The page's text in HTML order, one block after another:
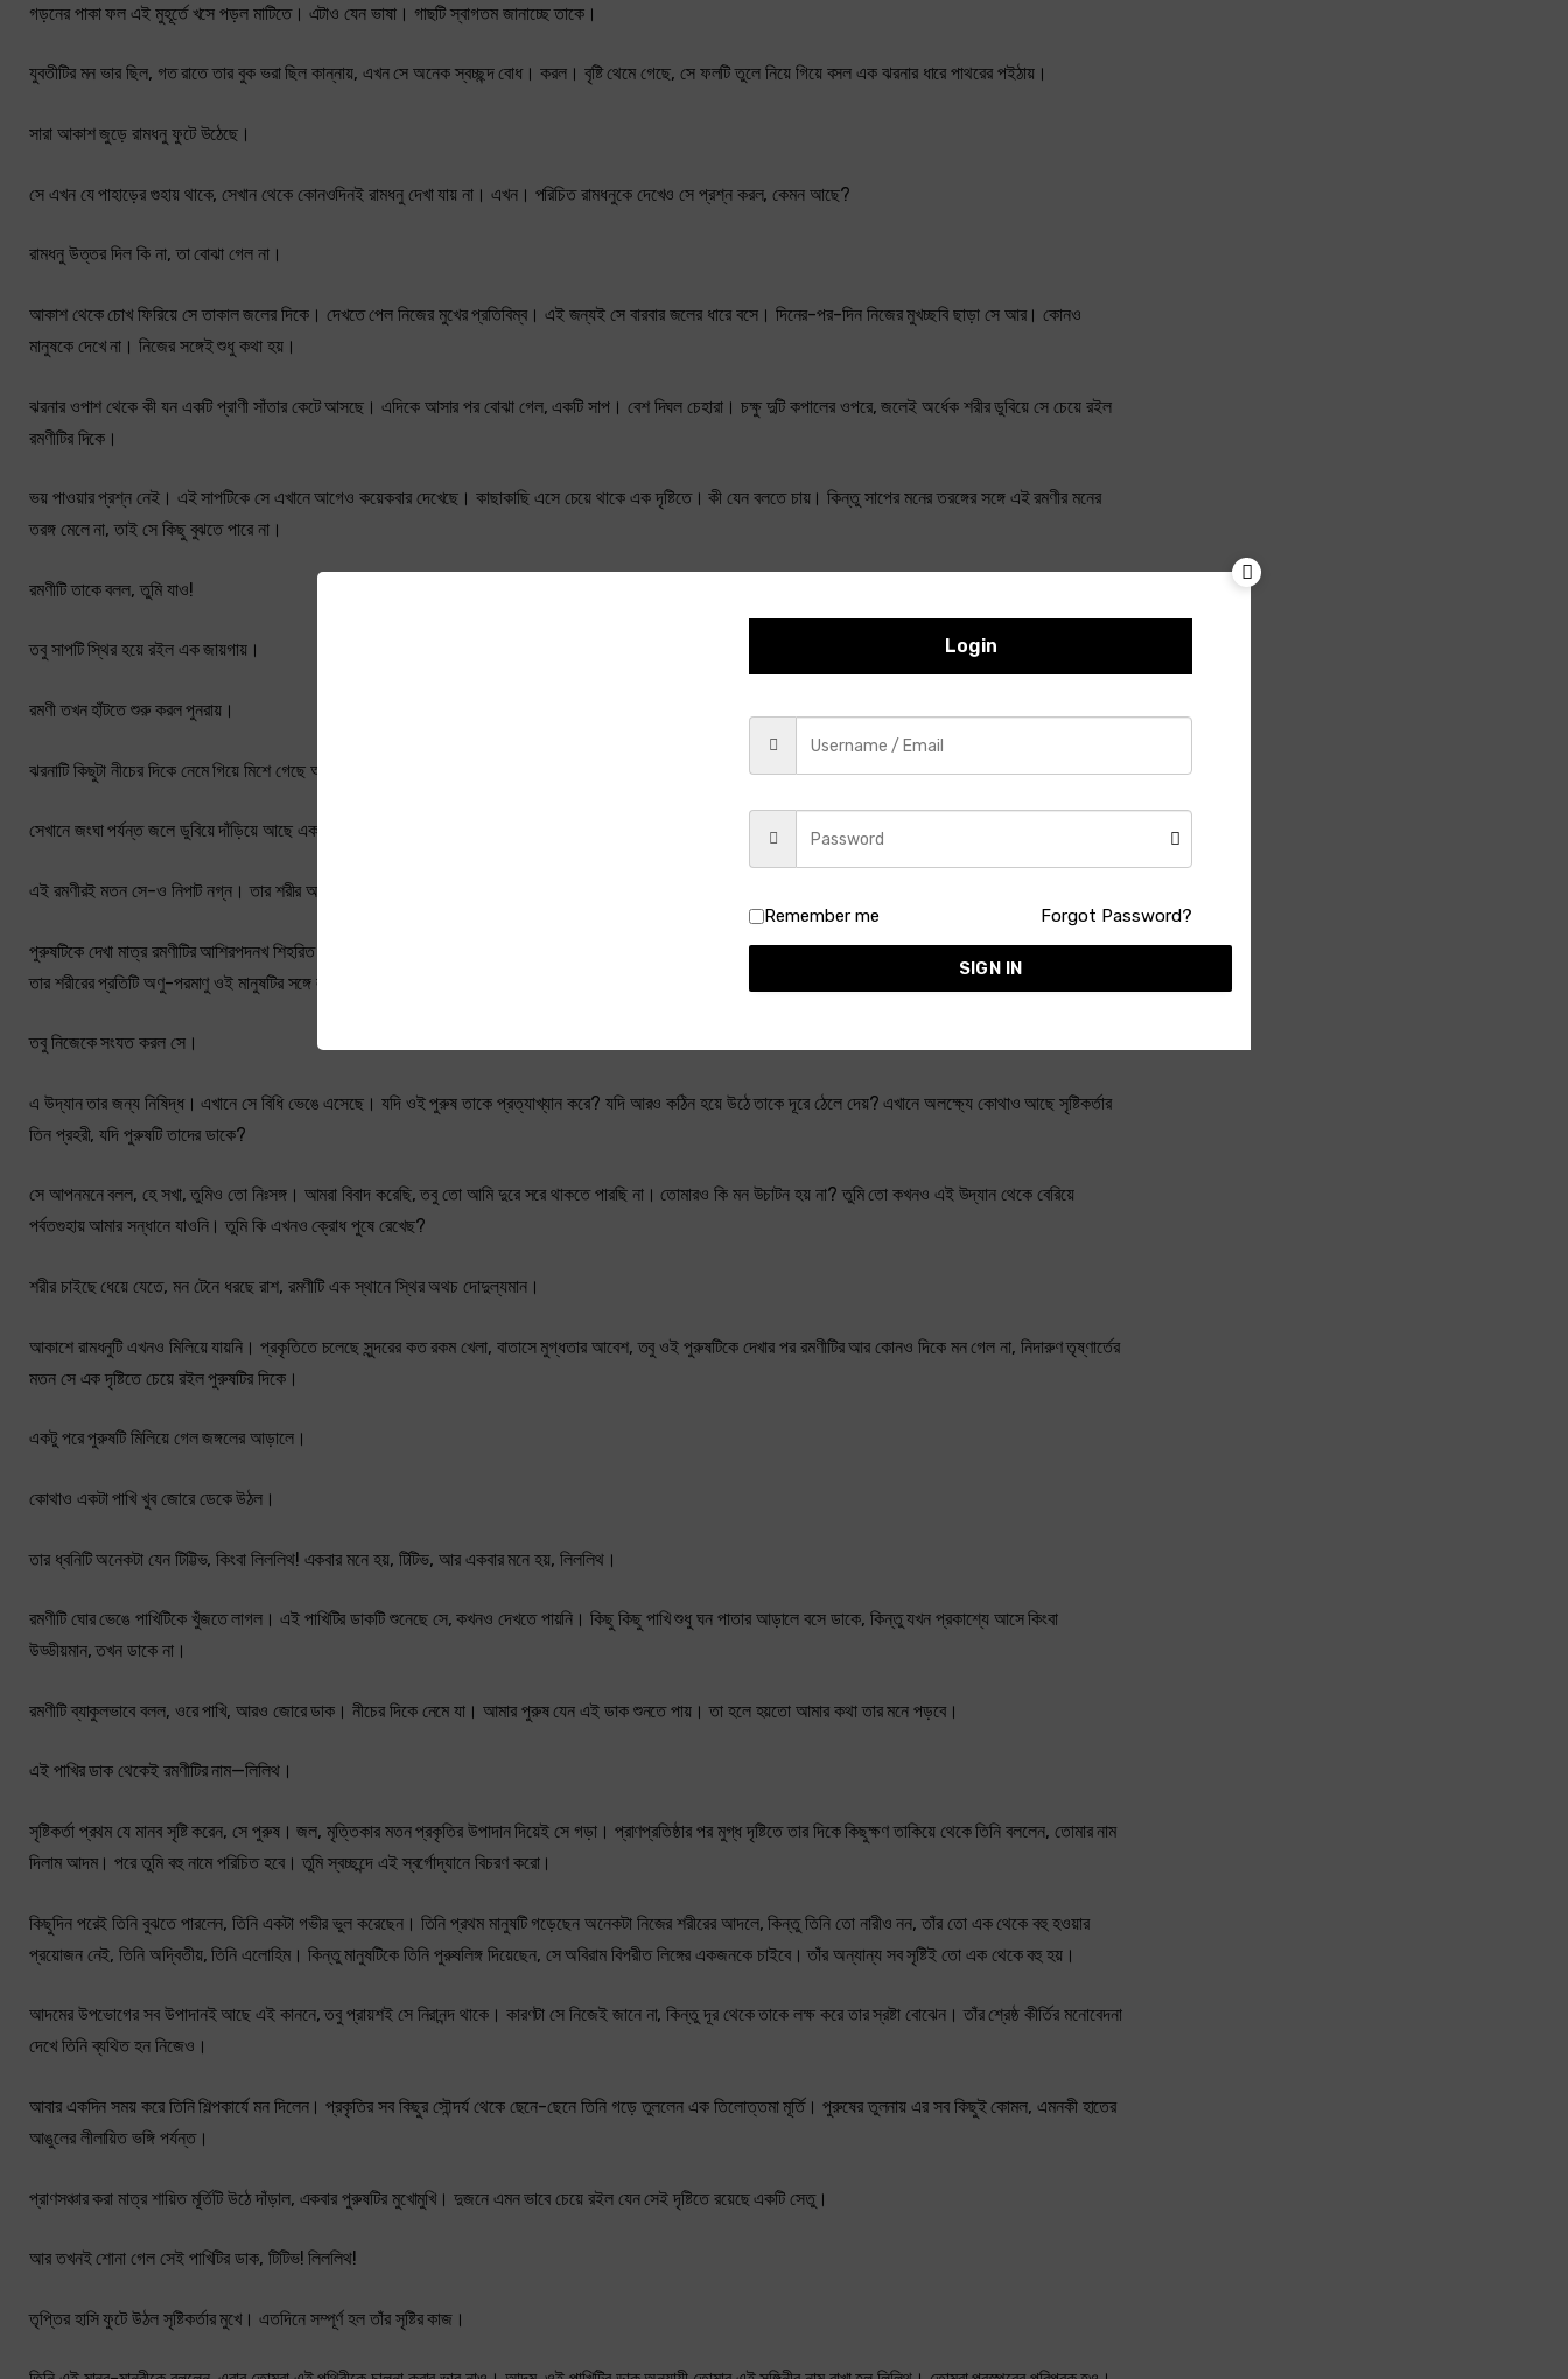
গড়নের পাকা ফল এই মুহূর্তে খসে পড়ল মাটিতে। এটাও যেন ভাষা। গাছটি স্বাগতম জানাচ্ছে তাকে।
যুবতীটির মন ভার ছিল, গত রাতে তার বুক ভরা ছিল কান্নায়, এখন সে অনেক স্বচ্ছন্দ বোধ। করল। বৃষ্টি থেমে গেছে, সে ফলটি তুলে নিয়ে গিয়ে বসল এক ঝরনার ধারে পাথরের পইঠায়।
সারা আকাশ জুড়ে রামধনু ফুটে উঠেছে।
সে এখন যে পাহাড়ের গুহায় থাকে, সেখান থেকে কোনওদিনই রামধনু দেখা যায় না। এখন। পরিচিত রামধনুকে দেখেও সে প্রশ্ন করল, কেমন আছে?
রামধনু উত্তর দিল কি না, তা বোঝা গেল না।
আকাশ থেকে চোখ ফিরিয়ে সে তাকাল জলের দিকে। দেখতে পেল নিজের মুখের প্রতিবিম্ব। এই জন্যই সে বারবার জলের ধারে বসে। দিনের-পর-দিন নিজের মুখচ্ছবি ছাড়া সে আর। কোনও
মানুষকে দেখে না। নিজের সঙ্গেই শুধু কথা হয়।
ঝরনার ওপাশ থেকে কী যন একটি প্রাণী সাঁতার কেটে আসছে। এদিকে আসার পর বোঝা গেল, একটি সাপ। বেশ দিঘল চেহারা। চক্ষু দুটি কপালের ওপরে, জলেই অর্ধেক শরীর ডুবিয়ে সে চেয়ে রইল
রমণীটির দিকে।
ভয় পাওয়ার প্রশ্ন নেই। এই সাপটিকে সে এখানে আগেও কয়েকবার দেখেছে। কাছাকাছি এসে চেয়ে থাকে এক দৃষ্টিতে। কী যেন বলতে চায়। কিন্তু সাপের মনের তরঙ্গের সঙ্গে এই রমণীর মনের
তরঙ্গ মেলে না, তাই সে কিছু বুঝতে পারে না।
রমণীটি তাকে বলল, তুমি যাও!
তবু সাপটি স্থির হয়ে রইল এক জায়গায়।
রমণী তখন হাঁটতে শুরু করল পুনরায়।
ঝরনাটি কিছুটা নীচের দিকে নেমে গিয়ে মিশে গেছে আর-একটি স্রোতস্বিনীর সঙ্গে। দূর থেকে সেই সঙ্গম স্থানটি দেখা যায়।
সেখানে জংঘা পর্যন্ত জলে ডুবিয়ে দাঁড়িয়ে আছে একজন পুরুষ।
এই রমণীরই মতন সে-ও নিপাট নগ্ন। তার শরীর অনেকটা রোমশ, দীর্ঘ কেশ, মুখমণ্ডল শ্মশ্রুতে প্রায় আবৃত। সুঠাম বক্ষ।
পুরুষটিকে দেখা মাত্র রমণীটির আশিরপদনখ শিহরিত হল। তারপর জ্বালা। তারপর উত্তাল বক্ষস্পন্দন। তার ইচ্ছে হল তৎক্ষণাৎ ঝড়ের মতন ছুটে যেতে। ওই কঠিন বক্ষে তার কোমল বক্ষ মেলাতে।
তার শরীরের প্রতিটি অণু-পরমাণু ওই মানুষটির সঙ্গে লীন হতে চায়।
তবু নিজেকে সংযত করল সে।
এ উদ্যান তার জন্য নিষিদ্ধ। এখানে সে বিধি ভেঙে এসেছে। যদি ওই পুরুষ তাকে প্রত্যাখ্যান করে? যদি আরও কঠিন হয়ে উঠে তাকে দূরে ঠেলে দেয়? এখানে অলক্ষ্যে কোথাও আছে সৃষ্টিকর্তার
তিন প্রহরী, যদি পুরুষটি তাদের ডাকে?
সে আপনমনে বলল, হে সখা, তুমিও তো নিঃসঙ্গ। আমরা বিবাদ করেছি, তবু তো আমি দুরে সরে থাকতে পারছি না। তোমারও কি মন উচাটন হয় না? তুমি তো কখনও এই উদ্যান থেকে বেরিয়ে
পর্বতগুহায় আমার সন্ধানে যাওনি। তুমি কি এখনও ক্রোধ পুষে রেখেছ?
শরীর চাইছে ধেয়ে যেতে, মন টেনে ধরছে রাশ, রমণীটি এক স্থানে স্থির অথচ দোদুল্যমান।
আকাশে রামধনুটি এখনও মিলিয়ে যায়নি। প্রকৃতিতে চলেছে সুন্দরের কত রকম খেলা, বাতাসে মুগ্ধতার আবেশ, তবু ওই পুরুষটিকে দেখার পর রমণীটির আর কোনও দিকে মন গেল না, নিদারুণ তৃষ্ণার্তের
মতন সে এক দৃষ্টিতে চেয়ে রইল পুরুষটির দিকে।
একটু পরে পুরুষটি মিলিয়ে গেল জঙ্গলের আড়ালে।
কোথাও একটা পাখি খুব জোরে ডেকে উঠল।
তার ধ্বনিটি অনেকটা যেন টিট্টিভ, কিংবা লিললিথ! একবার মনে হয়, টিটিভ, আর একবার মনে হয়, লিললিথ।
রমণীটি ঘোর ভেঙে পাখিটিকে খুঁজতে লাগল। এই পাখিটির ডাকটি শুনেছে সে, কখনও দেখতে পায়নি। কিছু কিছু পাখি শুধু ঘন পাতার আড়ালে বসে ডাকে, কিন্তু যখন প্রকাশ্যে আসে কিংবা
উড্ডীয়মান, তখন ডাকে না।
রমণীটি ব্যাকুলভাবে বলল, ওরে পাখি, আরও জোরে ডাক। নীচের দিকে নেমে যা। আমার পুরুষ যেন এই ডাক শুনতে পায়। তা হলে হয়তো আমার কথা তার মনে পড়বে।
এই পাখির ডাক থেকেই রমণীটির নাম—লিলিথ।
সৃষ্টিকর্তা প্রথম যে মানব সৃষ্টি করেন, সে পুরুষ। জল, মৃত্তিকার মতন প্রকৃতির উপাদান দিয়েই সে গড়া। প্রাণপ্রতিষ্ঠার পর মুগ্ধ দৃষ্টিতে তার দিকে কিছুক্ষণ তাকিয়ে থেকে তিনি বললেন, তোমার নাম
দিলাম আদম। পরে তুমি বহু নামে পরিচিত হবে। তুমি স্বচ্ছন্দে এই স্বর্গোদ্যানে বিচরণ করো।
কিছুদিন পরেই তিনি বুঝতে পারলেন, তিনি একটা গভীর ভুল করেছেন। তিনি প্রথম মানুষটি গড়েছেন অনেকটা নিজের শরীরের আদলে, কিন্তু তিনি তো নারীও নন, তাঁর তো এক থেকে বহু হওয়ার
প্রয়োজন নেই, তিনি অদ্বিতীয়, তিনি এলোহিম। কিন্তু মানুষটিকে তিনি পুরুষলিঙ্গ দিয়েছেন, সে অবিরাম বিপরীত লিঙ্গের একজনকে চাইবে। তাঁর অন্যান্য সব সৃষ্টিই তো এক থেকে বহু হয়।
আদমের উপভোগের সব উপাদানই আছে এই কাননে, তবু প্রায়শই সে নিরানন্দ থাকে। কারণটা সে নিজেই জানে না, কিন্তু দূর থেকে তাকে লক্ষ করে তার স্রষ্টা বোঝেন। তাঁর শ্রেষ্ঠ কীর্তির মনোবেদনা
দেখে তিনি ব্যথিত হন নিজেও।
আবার একদিন সময় করে তিনি শিল্পকার্যে মন দিলেন। প্রকৃতির সব কিছুর সৌন্দর্য থেকে ছেনে-ছেনে তিনি গড়ে তুললেন এক তিলোত্তমা মূর্তি। পুরুষের তুলনায় এর সব কিছুই কোমল, এমনকী হাতের
আঙুলের লীলায়িত ভঙ্গি পর্যন্ত।
প্রাণসঞ্চার করা মাত্র শায়িত মূর্তিটি উঠে দাঁড়াল, একবার পুরুষটির মুখোমুখি। দুজনে এমন ভাবে চেয়ে রইল যেন সেই দৃষ্টিতে রয়েছে একটি সেতু।
আর তখনই শোনা গেল সেই পাখিটির ডাক, টিটিভ! লিললিথ!
তৃপ্তির হাসি ফুটে উঠল সৃষ্টিকর্তার মুখে। এতদিনে সম্পূর্ণ হল তাঁর সৃষ্টির কাজ।
Login
Remember me Forgot Password?
SIGN IN